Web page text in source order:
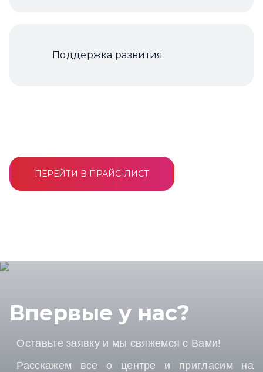
Поддержка развития
ПЕРЕЙТИ В ПРАЙС-ЛИСТ
Впервые у нас?
Оставьте заявку и мы свяжемся с Вами!
Расскажем все о центре и пригласим на